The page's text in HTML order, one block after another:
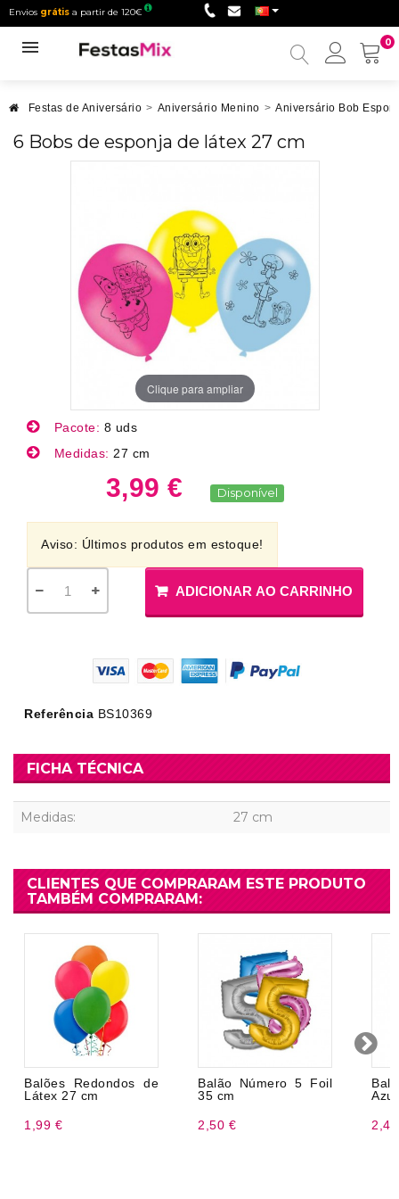
Envios grátis a partir de 120€
0
Minha
Festas de Aniversário > Aniversário Menino > Aniversário Bob
6 Bobs de esponja de látex 27 cm
Clique para ampliar
Pacote: 8 uds
Medidas: 27 cm
3,99 € Disponível
Aviso: Últimos produtos em estoque!
ADICIONAR AO CARRINHO
Referência BS10369
FICHA TÉCNICA
Medidas: 27 cm
CLIENTES QUE COMPRARAM ESTE PRODUTO
TAMBÉM COMPRARAM:
Balões Redondos de
Látex 27 cm
1,99 €
Balão Número 5 Foil
35 cm
2,50 €